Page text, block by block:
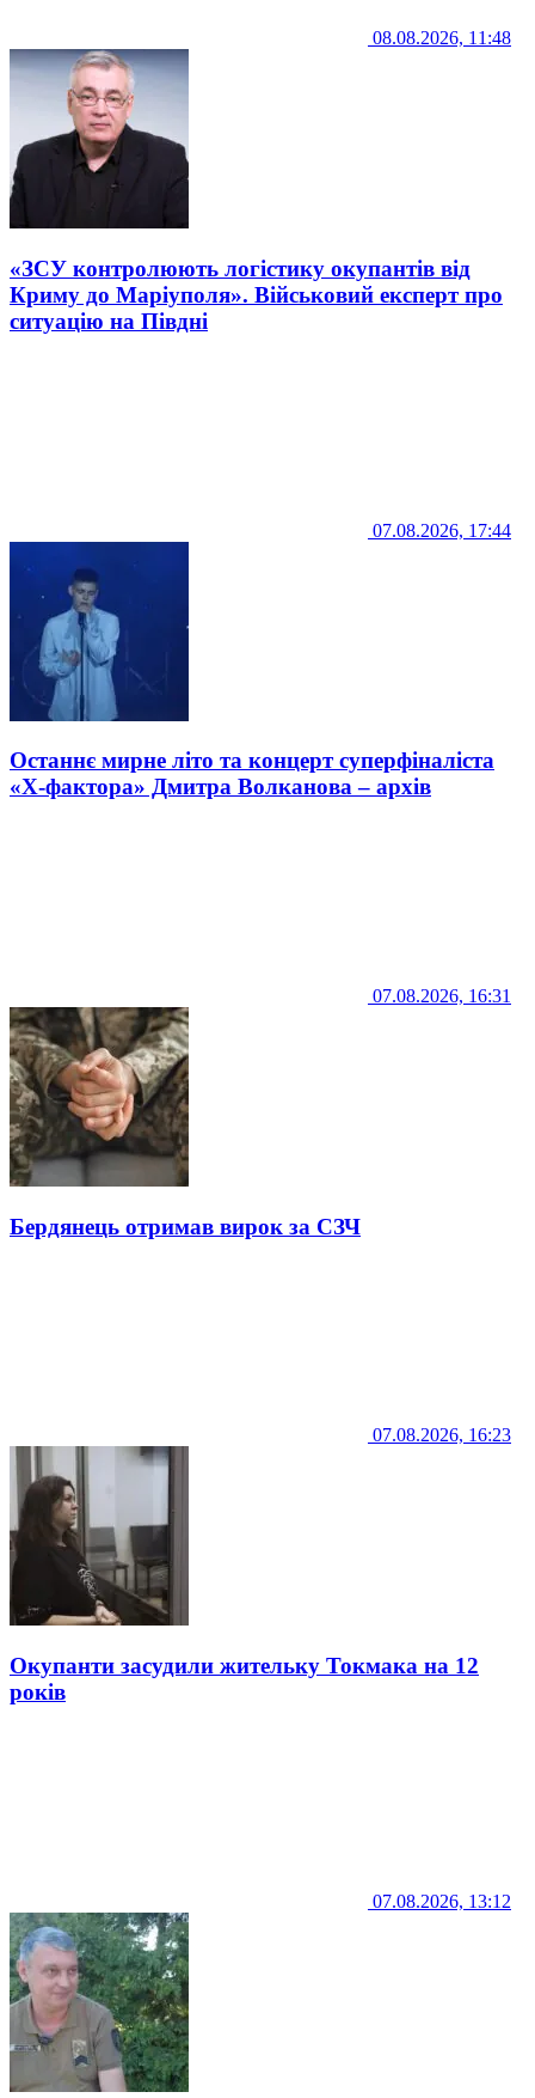
08.08.2026, 11:48
«ЗСУ контролюють логістику окупантів від
Криму до Маріуполя». Військовий експерт про
ситуацію на Півдні
07.08.2026, 17:44
Останнє мирне літо та концерт суперфіналіста
«Х-фактора» Дмитра Волканова – архів
07.08.2026, 16:31
Бердянець отримав вирок за СЗЧ
07.08.2026, 16:23
Окупанти засудили жительку Токмака на 12
років
07.08.2026, 13:12